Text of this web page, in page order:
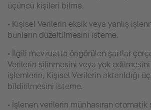
üçüncü kişileri bilme.
• Kişisel Verilerin eksik veya yanlış
bunların düzeltilmesini isteme.
• İlgili mevzuatta öngörülen şartlar
Verilerin silinmesini veya yok
işlemlerin, Kişisel Verilerin aktarıldığı
bildirilmesini isteme.
• İşlenen verilerin münhasıran